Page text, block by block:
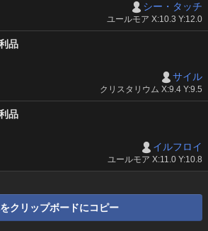
シー・タッチ
ユールモア X:10.3 Y:12.0
品
サイル
クリスタリウム X:9.4 Y:9.5
品
イルフロイ
ユールモア X:11.0 Y:10.8
クリップボードにコピー